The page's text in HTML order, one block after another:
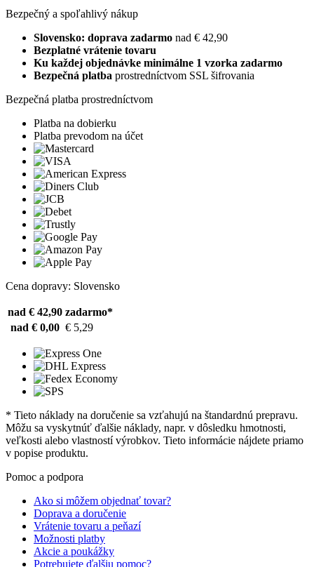
Bezpečný a spoľahlivý nákup
Slovensko: doprava zadarmo nad € 42,90
Bezplatné vrátenie tovaru
Ku každej objednávke minimálne 1 vzorka zadarmo
Bezpečná platba prostredníctvom SSL šifrovania
Bezpečná platba prostredníctvom
Platba na dobierku
Platba prevodom na účet
Cena dopravy: Slovensko
nad € 42,90 zadarmo*
nad € 0,00 € 5,29
* Tieto náklady na doručenie sa vzťahujú na štandardnú prepravu.
Môžu sa vyskytnúť ďalšie náklady, napr. v dôsledku hmotnosti,
veľkosti alebo vlastností výrobkov. Tieto informácie nájdete priamo
v popise produktu.
Pomoc a podpora
Ako si môžem objednať tovar?
Doprava a doručenie
Vrátenie tovaru a peňazí
Možnosti platby
Akcie a poukážky
Potrebujete ďalšiu pomoc?